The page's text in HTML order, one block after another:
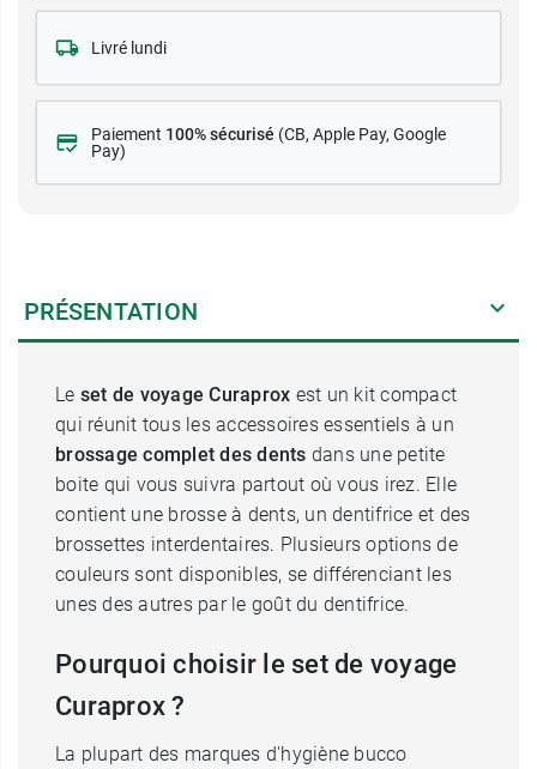
Livré lundi
Paiement 100% sécurisé (CB, Apple Pay, Google
Pay)
PRÉSENTATION
Le set de voyage Curaprox est un kit compact
qui réunit tous les accessoires essentiels à un
brossage complet des dents dans une petite
boite qui vous suivra partout où vous irez. Elle
contient une brosse à dents, un dentifrice et des
brossettes interdentaires. Plusieurs options de
couleurs sont disponibles, se différenciant les
unes des autres par le goût du dentifrice.
Pourquoi choisir le set de voyage
Curaprox ?
La plupart des marques d'hygiène bucco